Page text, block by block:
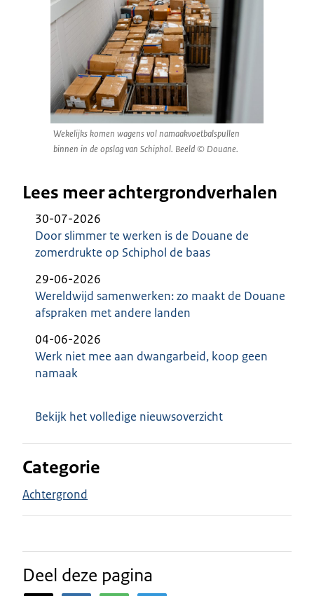
Wekelijks komen wagens vol namaakvoetbalspullen
binnen in de opslag van Schiphol. Beeld © Douane.
Lees meer achtergrondverhalen
30-07-2026
Door slimmer te werken is de Douane de
zomerdrukte op Schiphol de baas
29-06-2026
Wereldwijd samenwerken: zo maakt de Douane
afspraken met andere landen
04-06-2026
Werk niet mee aan dwangarbeid, koop geen
namaak
Bekijk het volledige nieuwsoverzicht
Categorie
Achtergrond
Deel deze pagina